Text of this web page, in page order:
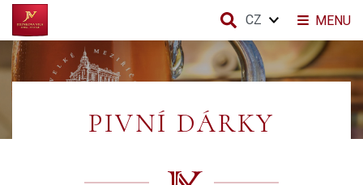
PIVNÍ DÁRKY
MENU
CZ